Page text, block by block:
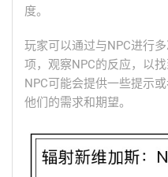
度。
玩家可以通过与NPC进行
项，观察NPC的反应，以
NPC可能会提供一些提示
他们的需求和期望。